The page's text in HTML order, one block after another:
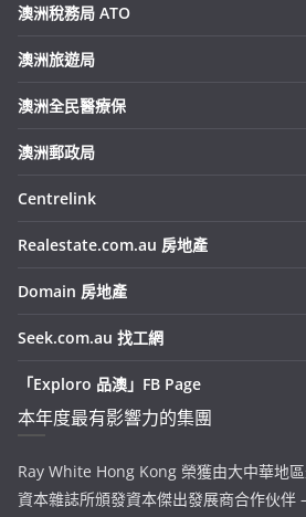
澳洲稅務局 ATO
澳洲旅遊局
澳洲全民醫療保
澳洲郵政局
Centrelink
Realestate.com.au 房地產
Domain 房地產
Seek.com.au 找工網
「Exploro 品澳」FB Page
本年度最有影響力的集團
Ray White Hong Kong 榮獲由大中華地
資本雜誌所頒發資本傑出發展商合作伙伴